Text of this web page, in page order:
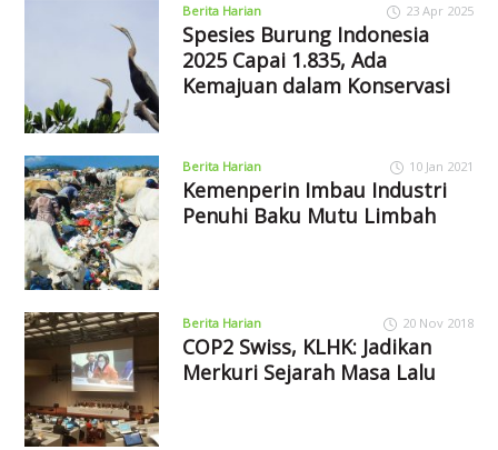
Berita Harian 23 Apr 2025
Spesies Burung Indonesia
2025 Capai 1.835, Ada
Kemajuan dalam Konservasi
Berita Harian 10 Jan 2021
Kemenperin Imbau Industri
Penuhi Baku Mutu Limbah
Berita Harian 20 Nov 2018
COP2 Swiss, KLHK: Jadikan
Merkuri Sejarah Masa Lalu